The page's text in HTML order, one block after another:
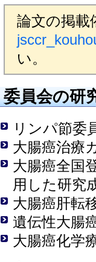
論文の掲載
い。
委員会の研
リンパ節
大腸癌治
大腸癌全国
用した研
大腸癌肝
遺伝性大
大腸癌化